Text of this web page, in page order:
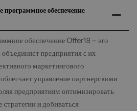
программное обеспечение
обеспечение Offer18 — это
предприятия с их
маркетингового
управление партнерскими
предприятиям оптимизировать
и добиваться